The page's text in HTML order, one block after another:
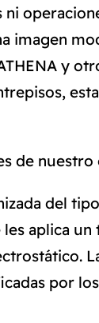
imagen
y
de
del
aplica
por